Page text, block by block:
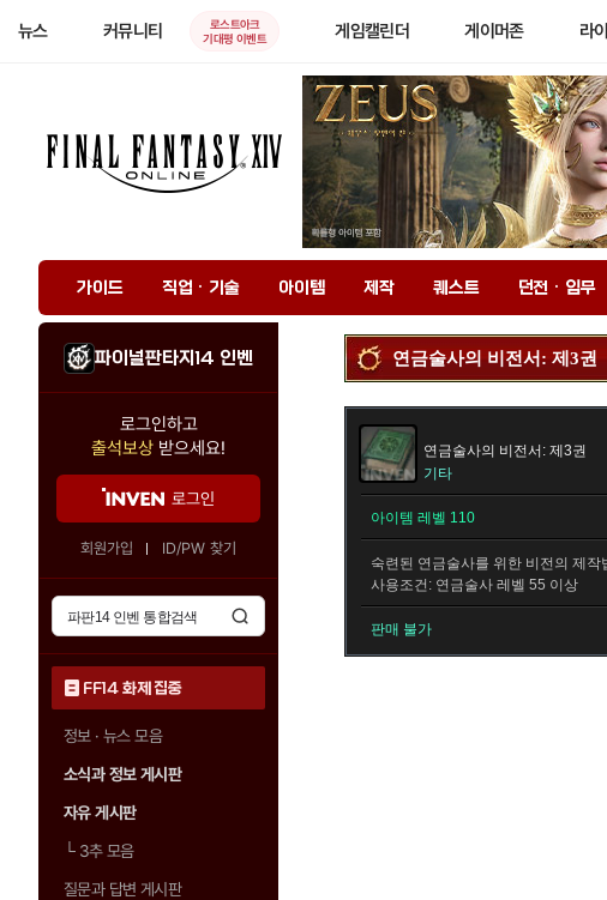
뉴스 커뮤니티
로스트아크
기대평 이벤트
게임캘린더 게이머존 라
가이드 직업 · 기술 아이템 제작 퀘스트 던전 · 임무
파이널판타지14 인벤
로그인하고
출석보상 받으세요!
로그인
회원가입 ID/PW 찾기
FF14 화제 집중
정보 · 뉴스 모음
소식과 정보 게시판
자유 게시판
└3추 모음
질문과 답변 게시판
연금술사의 비전서: 제3권
연금술사의 비전서: 제3권
기타
아이템 레벨 110
숙련된 연금술사를 위한 비전의 제작
사용조건: 연금술사 레벨 55 이상
판매 불가